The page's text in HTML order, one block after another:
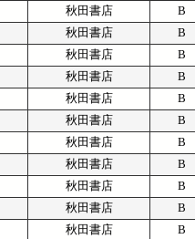
秋田書店 B
秋田書店 B
秋田書店 B
秋田書店 B
秋田書店 B
秋田書店 B
秋田書店 B
秋田書店 B
秋田書店 B
秋田書店 B
秋田書店 B